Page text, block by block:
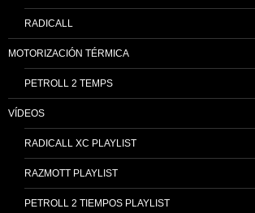
RADICALL
MOTORIZACIÓN TÉRMICA
PETROLL 2 TEMPS
VÍDEOS
RADICALL XC PLAYLIST
RAZMOTT PLAYLIST
PETROLL 2 TIEMPOS PLAYLIST